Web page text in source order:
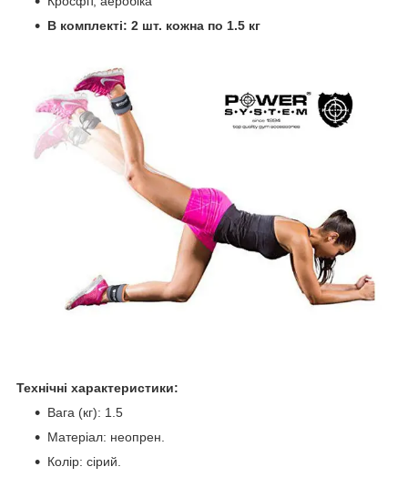
В комплекті: 2 шт. кожна по 1.5 кг
Технічні характеристики:
Вага (кг): 1.5
Матеріал: неопрен.
Колір: сірий.